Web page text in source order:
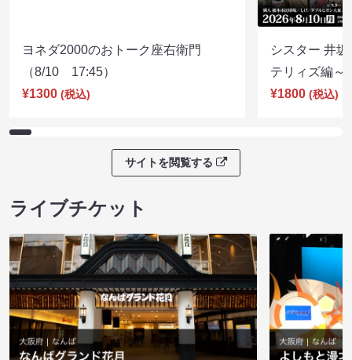
ヨネダ2000のおトーク座右衛門
（8/10 17:45）
¥1300 (税込)
シスター 井
テリィズ編
¥1800 (税込)
サイトを閲覧する
ライブチケット